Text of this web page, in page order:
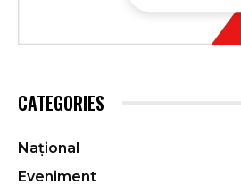
CATEGORIES
Național
Eveniment